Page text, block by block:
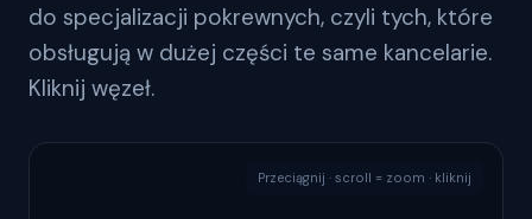
do specjalizacji pokrewnych, czyli tych, które
obsługują w dużej części te same kancelarie.
Kliknij węzeł.
Przeciągnij · scroll = zoom · kliknij